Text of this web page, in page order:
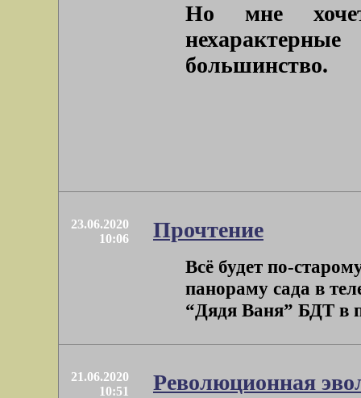
Но мне
большинство.
23.06.2020
10:06
Прочтение
Всё будет по-
панораму сада в
“Дядя Ваня” БДТ в
21.06.2020
10:51
Революционная